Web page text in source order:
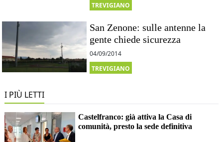
TREVIGIANO
San Zenone: sulle antenne la
gente chiede sicurezza
04/09/2014
TREVIGIANO
I PIÙ LETTI
Castelfranco: già attiva la Casa di
comunità, presto la sede definitiva